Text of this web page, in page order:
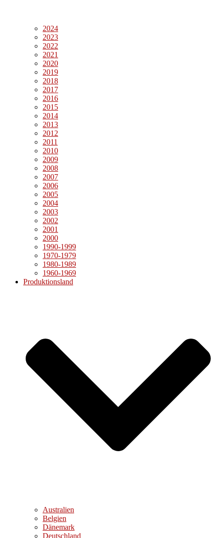
2024
2023
2022
2021
2020
2019
2018
2017
2016
2015
2014
2013
2012
2011
2010
2009
2008
2007
2006
2005
2004
2003
2002
2001
2000
1990-1999
1970-1979
1980-1989
1960-1969
Produktionsland
Australien
Belgien
Dänemark
Deutschland